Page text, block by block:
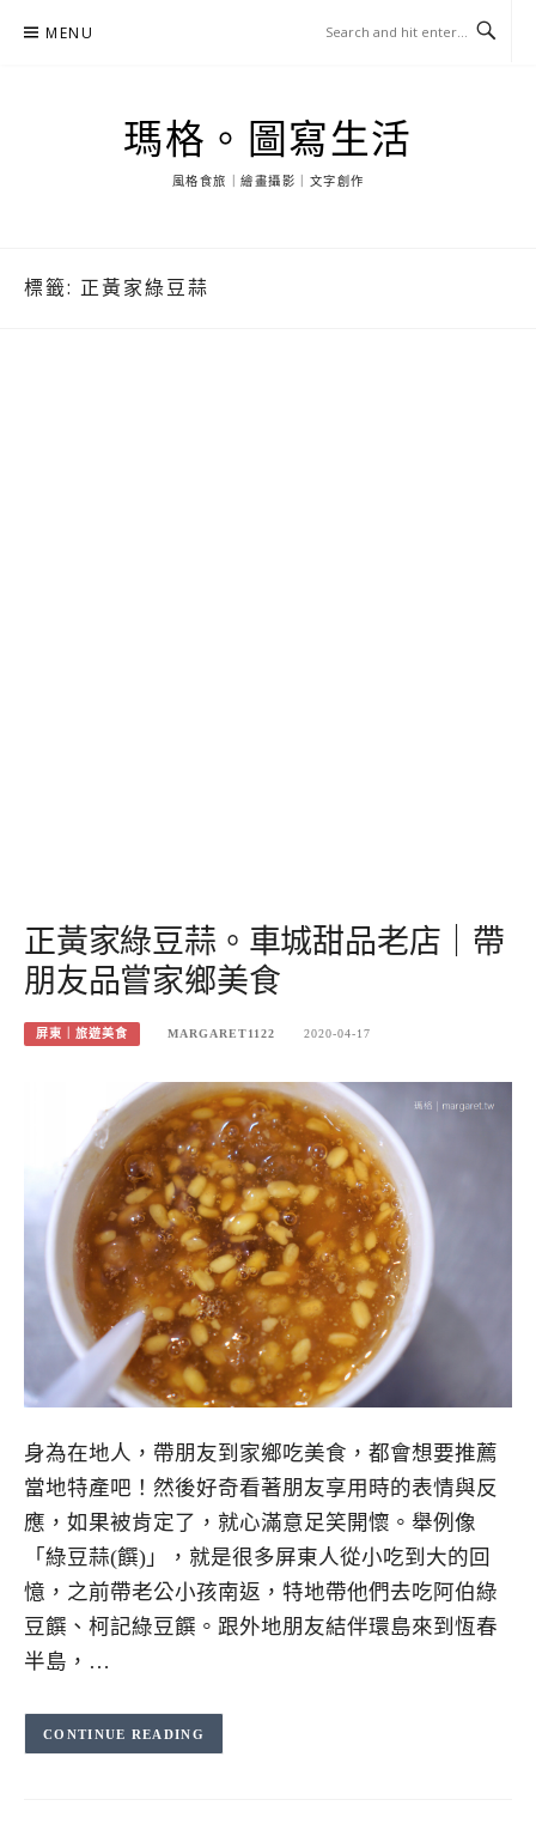
MENU
瑪格。圖寫生活
風格食旅｜繪畫攝影｜文字創作
標籤: 正黃家綠豆蒜
正黃家綠豆蒜。車城甜品老店｜帶
朋友品嘗家鄉美食
屏東｜旅遊美食 MARGARET1122 2020-04-17
身為在地人，帶朋友到家鄉吃美食，都會想要推薦
當地特產吧！然後好奇看著朋友享用時的表情與反
應，如果被肯定了，就心滿意足笑開懷。舉例像
「綠豆蒜(饌)」，就是很多屏東人從小吃到大的回
憶，之前帶老公小孩南返，特地帶他們去吃阿伯綠
豆饌、柯記綠豆饌。跟外地朋友結伴環島來到恆春
半島，…
CONTINUE READING